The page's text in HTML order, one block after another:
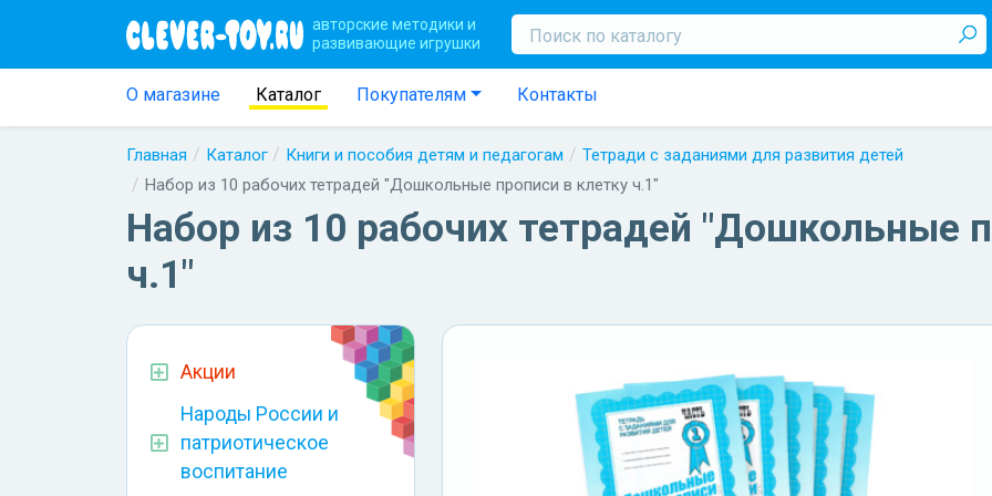
авторские методики и
развивающие игрушки
О магазине Каталог Покупателям Контакты
Главная Каталог Книги и пособия детям и педагогам
Тетради с заданиями для развития детей
Набор из 10 рабочих тетрадей "Дошкольные прописи в клетку ч.1"
Набор из 10 рабочих тетрадей "Дошкольные
ч.1"
Акции
Народы России и
патриотическое
воспитание